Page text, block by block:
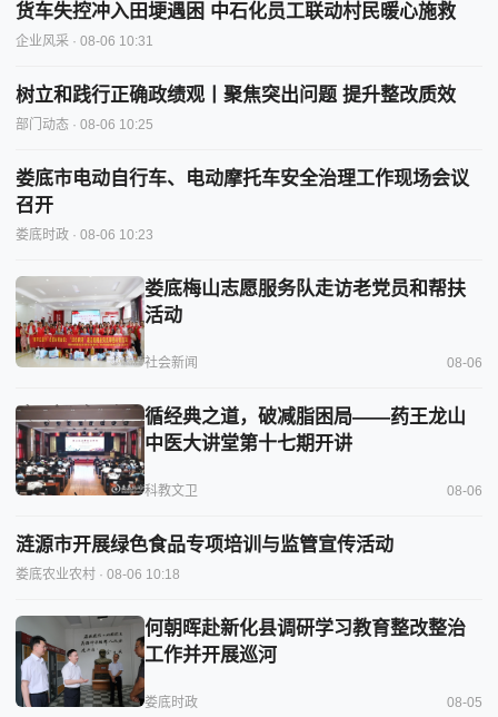
货车失控冲入田埂遇困 中石化员工联动村民暖心施救
企业风采 · 08-06 10:31
树立和践行正确政绩观丨聚焦突出问题 提升整改质效
部门动态 · 08-06 10:25
娄底市电动自行车、电动摩托车安全治理工作现场会议
召开
娄底时政 · 08-06 10:23
娄底梅山志愿服务队走访老党员和帮扶
活动
社会新闻 08-06
循经典之道，破减脂困局——药王龙山
中医大讲堂第十七期开讲
科教文卫 08-06
涟源市开展绿色食品专项培训与监管宣传活动
娄底农业农村 · 08-06 10:18
何朝晖赴新化县调研学习教育整改整治
工作并开展巡河
娄底时政 08-05